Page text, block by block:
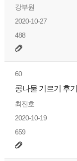
강부원
2020-10-27
488
60
콩나물 기르기 후기
최진호
2020-10-19
659